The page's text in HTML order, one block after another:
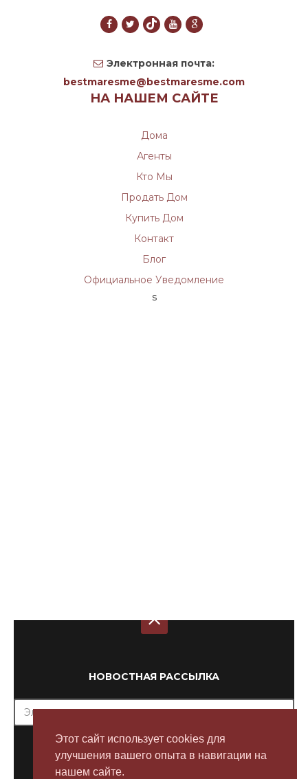
Этот сайт использует cookies для
улучшения вашего опыта в навигации на
нашем сайте.
Электронная почта:
bestmaresme@bestmaresme.com
НА НАШЕМ САЙТЕ
Дома
Агенты
Кто Мы
Продать Дом
Купить Дом
Контакт
Блог
Официальное Уведомление
s
НОВОСТНАЯ РАССЫЛКА
Submit